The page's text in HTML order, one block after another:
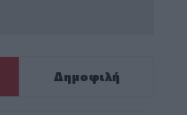
Δημοφιλή